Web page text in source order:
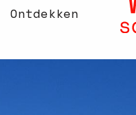
Ontdekken